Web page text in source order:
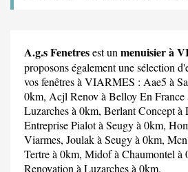
A.g.s Fenetresest un menuisier à
proposons également une sélection
vos fenêtres à VIARMES : Aae5 à
0km, Acjl Renovà Belloy En France
Luzarches à 0km, Berlant Conceptà
Entreprise Pialotà Seugy à 0km,
Viarmes, Joulakà Seugy à 0km, Mcn
Tertre à 0km, Midofà Chaumontel à
Renovation à Luzarches à 0km.